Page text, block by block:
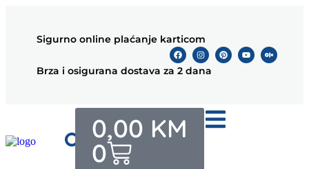
Sigurno online plaćanje karticom
Brza i osigurana dostava za 2 dana
0,00 KM
0